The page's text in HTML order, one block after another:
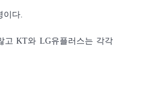
이다.
고 KT와 LG유플러스는 각각